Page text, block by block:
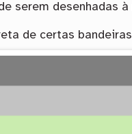
serem desenhadas à
de certas